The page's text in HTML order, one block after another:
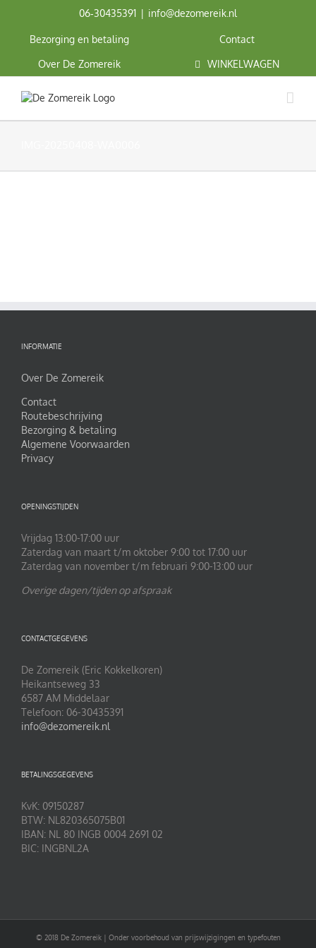
06‑30435391 | info@dezomereik.nl
Bezorging en betaling Contact
Over De Zomereik WINKELWAGEN
INFORMATIE
Over De Zomereik
Contact
Routebeschrijving
Bezorging & betaling
Algemene Voorwaarden
Privacy
OPENINGSTIJDEN
Vrijdag 13:00-17:00 uur
Zaterdag van maart t/m oktober 9:00 tot 17:00 uur
Zaterdag van november t/m februari 9:00-13:00 uur
Overige dagen/tijden op afspraak
CONTACTGEGEVENS
De Zomereik (Eric Kokkelkoren)
Heikantseweg 33
6587 AM Middelaar
Telefoon: 06-30435391
info@dezomereik.nl
BETALINGSGEGEVENS
KvK: 09150287
BTW: NL820365075B01
IBAN: NL 80 INGB 0004 2691 02
BIC: INGBNL2A
© 2018 De Zomereik | Onder voorbehoud van prijswijzigingen en typefouten